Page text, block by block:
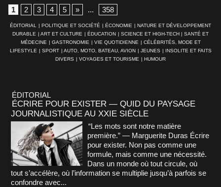
1
2 3 4 5 » ... 358
ÉDITORIAL | POLITIQUE ET SOCIÉTÉ | ÉCONOMIE | NATURE ET DÉVELOPPEMENT
DURABLE | ART ET CULTURE | ÉDUCATION | SCIENCE ET HIGH-TECH | SANTÉ ET
MÉDECINE | GASTRONOMIE | VIE QUOTIDIENNE | CÉLÉBRITÉS, MODE ET
LIFESTYLE | SPORT | AUTO, MOTO, BATEAU, AVION | JEUNES | INSOLITE ET FAITS
DIVERS | VOYAGES ET TOURISME | HUMOUR
ÉDITORIAL
ÉCRIRE POUR EXISTER — QUID DU PAYSAGE
JOURNALISTIQUE AU XXIE SIÈCLE
“Les mots sont notre matière
première.” — Marguerite Duras Écrire
pour exister. Non pas comme une
formule, mais comme une nécessité.
Dans un monde où tout circule, où
tout s’accélère, où l’information se multiplie jusqu’à parfois se
confondre avec...